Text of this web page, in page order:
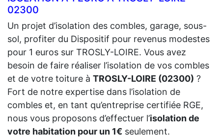
02300
Un projet d’isolation des combles, garage, sous-
sol, profiter du Dispositif pour revenus modestes
pour 1 euros sur TROSLY-LOIRE. Vous avez
besoin de faire réaliser l’isolation de vos combles
et de votre toiture à TROSLY-LOIRE (02300) ?
Fort de notre expertise dans l’isolation de
combles et, en tant qu’entreprise certifiée RGE,
nous vous proposons d’effectuer l’isolation de
votre habitation pour un 1€ seulement.